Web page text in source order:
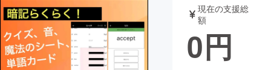
テクノロジー・ガジェット
映像・映画 書籍・雑誌
現在の支援総
額
0円